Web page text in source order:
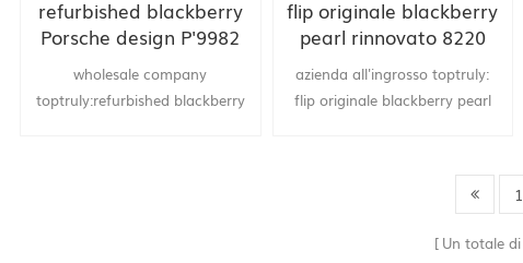
refurbished blackberry
Porsche design P'9982
factory unlocked
smartphone
wholesale company
toptruly:refurbished blackberry
flip originale blackberry
pearl rinnovato 8220
cellulare sbloccato
azienda all'ingrosso toptruly:
flip originale blackberry pearl
telefono cellulare sbloccato
1
Un totale di